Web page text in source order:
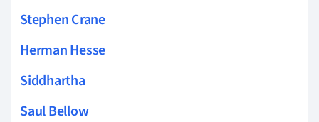
Stephen Crane
Herman Hesse
Siddhartha
Saul Bellow